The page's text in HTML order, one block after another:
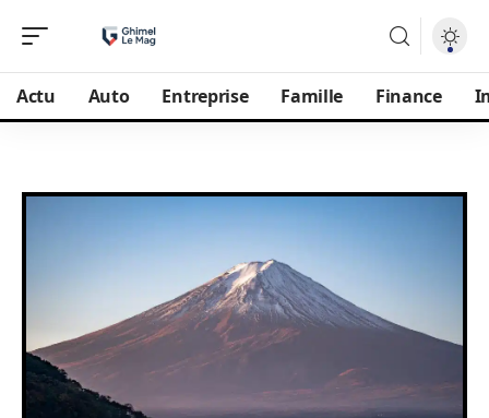
Actu Auto Entreprise Famille Finance